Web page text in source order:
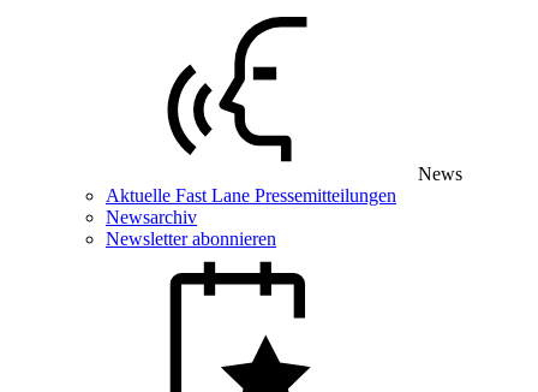
News
Aktuelle Fast Lane Pressemitteilungen
Newsarchiv
Newsletter abonnieren